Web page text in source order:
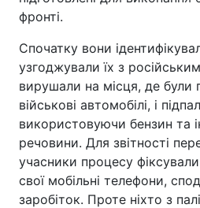
фронті.
Спочатку вони
узгоджували їх з
вирушали на місця, де були
військові автомобілі, і
використовуючи бензин та
речовини. Для звітності
учасники процесу
свої мобільні телефони,
заробіток. Проте ніхто з